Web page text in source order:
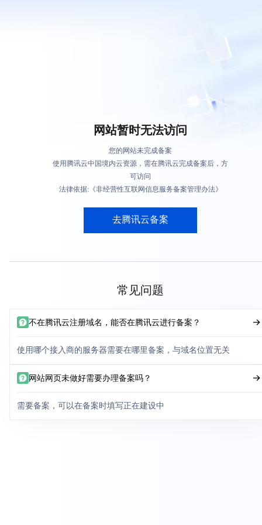
网站暂时无法访问
您的网站未完成备案
使用腾讯云中国境内云资源，需在腾讯云完成备案后，方
可访问
法律依据:《非经营性互联网信息服务备案管理办法》
去腾讯云备案
常见问题
不在腾讯云注册域名，能否在腾讯云进行备案？
使用哪个接入商的服务器需要在哪里备案，与域名位置无关
网站网页未做好需要办理备案吗？
需要备案，可以在备案时填写正在建设中